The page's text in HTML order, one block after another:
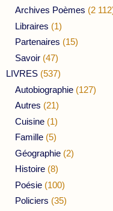
Archives Poèmes (2
Libraires (1)
Partenaires (15)
Savoir (47)
LIVRES (537)
Autobiographie (127)
Autres (21)
Cuisine (1)
Famille (5)
Géographie (2)
Histoire (8)
Poésie (100)
Policiers (35)